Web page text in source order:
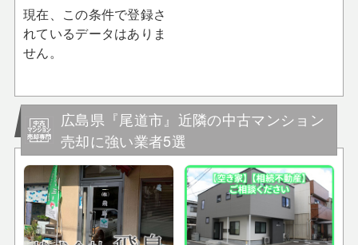
現在、この条件で登録さ
れているデータはありま
せん。
広島県『尾道市』近隣の中古マンション
売却に強い業者5選